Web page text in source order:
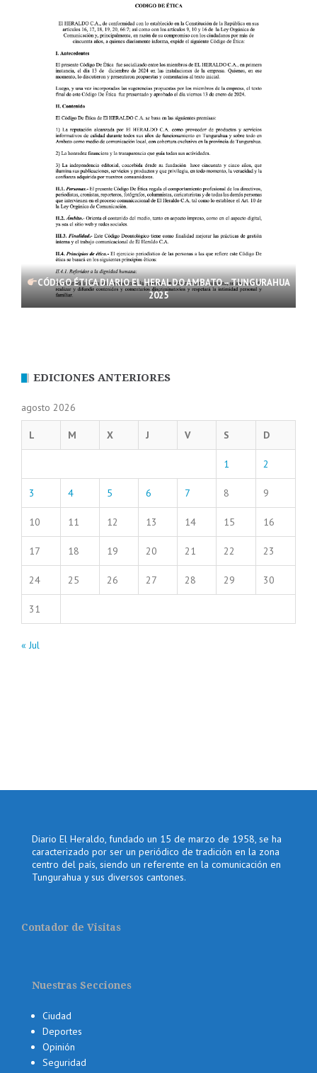
CÓDIGO ÉTICA DIARIO EL HERALDO AMBATO – TUNGURAHUA
2025
EDICIONES ANTERIORES
agosto 2026
L M X J V S D
1 2
3 4 5 6 7 8 9
10 11 12 13 14 15 16
17 18 19 20 21 22 23
24 25 26 27 28 29 30
31
« Jul
Diario El Heraldo, fundado un 15 de marzo de 1958, se ha
caracterizado por ser un periódico de tradición en la zona
centro del país, siendo un referente en la comunicación en
Tungurahua y sus diversos cantones.
Contador de Visitas
Nuestras Secciones
Ciudad
Deportes
Opinión
Seguridad